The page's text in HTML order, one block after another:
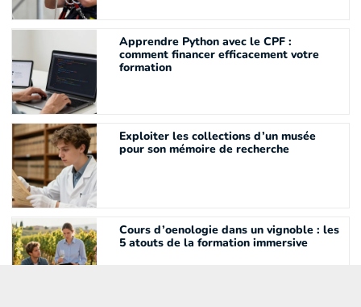
Apprendre Python avec le CPF :
comment financer efficacement votre
formation
Exploiter les collections d’un musée
pour son mémoire de recherche
Cours d’oenologie dans un vignoble : les
5 atouts de la formation immersive